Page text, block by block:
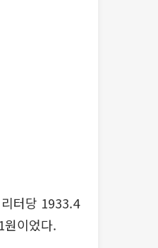
터당 1933.4
이었다.